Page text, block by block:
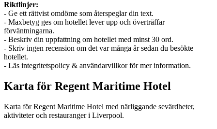
Riktlinjer:
- Ge ett rättvist omdöme som återspeglar din text.
- Maxbetyg ges om hotellet lever upp och överträffar
förväntningarna.
- Beskriv din uppfattning om hotellet med minst 30 ord.
- Skriv ingen recension om det var många år sedan du besökte
hotellet.
- Läs integritetspolicy & användarvillkor för mer information.
Karta för Regent Maritime Hotel
Karta för Regent Maritime Hotel med närliggande sevärdheter,
aktiviteter och restauranger i Liverpool.